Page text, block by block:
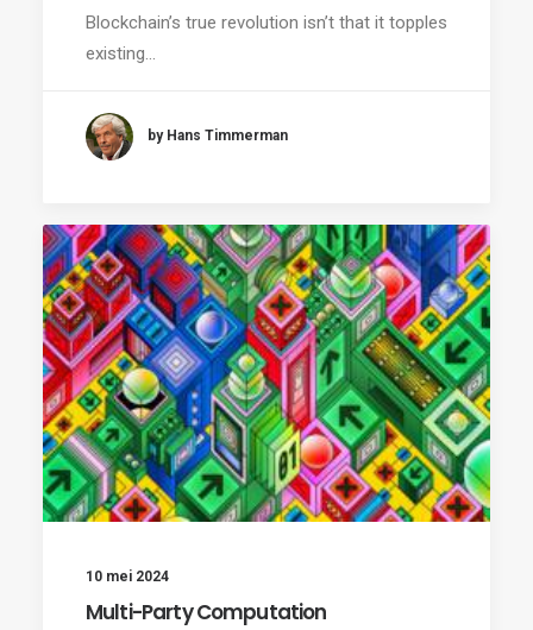
Blockchain’s true revolution isn’t that it topples
existing…
by Hans Timmerman
10 mei 2024
Multi-Party Computation